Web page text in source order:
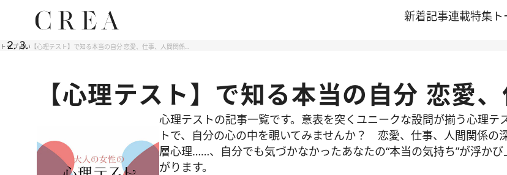
新着記事連載特集
トップ占い 【心理テスト】で知る本当の自分 恋愛、仕事、人間関係…
【心理テスト】で知る本当の自分 恋愛
心理テストの記事一覧です。意表を突くユニークな設問が揃う心理テ
トで、自分の心の中を覗いてみませんか？ 恋愛、仕事、人間関係の
層心理……、自分でも気づかなかったあなたの“本当の気持ち”が浮かび
がります。